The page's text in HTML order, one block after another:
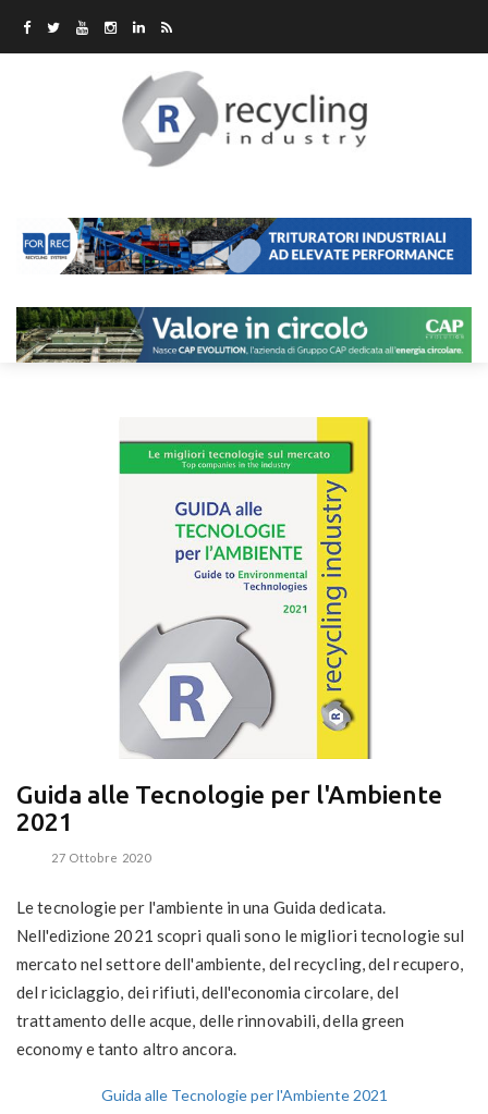
Guida alle Tecnologie per l'Ambiente
2021
27 Ottobre 2020
Le tecnologie per l'ambiente in una Guida dedicata.
Nell'edizione 2021 scopri quali sono le migliori tecnologie sul
mercato nel settore dell'ambiente, del recycling, del recupero,
del riciclaggio, dei rifiuti, dell'economia circolare, del
trattamento delle acque, delle rinnovabili, della green
economy e tanto altro ancora.
Guida alle Tecnologie per l'Ambiente 2021